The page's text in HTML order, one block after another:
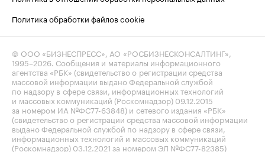
Политика обработки файлов cookie
© ООО «БИЗНЕСПРЕСС», АО «РОСБИЗНЕСКОНСАЛТИНГ»,
1995–2026 . Сообщения и материалы информационного
агентства «РБК» (свидетельство о регистрации средства
массовой информации выдано Федеральной службой
по надзору в сфере связи, информационных технологий
и массовых коммуникаций (Роскомнадзор) 09.12.2015
за номером ИА №ФС77-63848) и сетевого издания «РБК»
(свидетельство о регистрации средства массовой информации
выдано Федеральной службой по надзору в сфере связи,
информационных технологий и массовых коммуникаций
(Роскомнадзор) 03.12.2021 за номером ЭЛ №ФС77-82385)